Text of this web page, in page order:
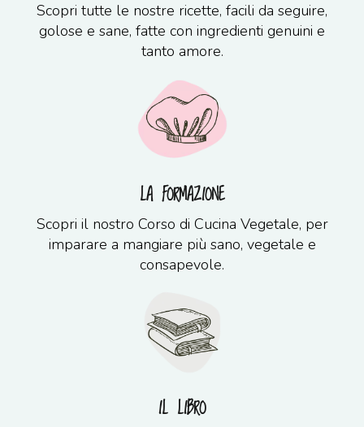
Scopri tutte le nostre ricette, facili da seguire,
golose e sane, fatte con ingredienti genuini e
tanto amore.
LA FORMAZIONE
Scopri il nostro Corso di Cucina Vegetale, per
imparare a mangiare più sano, vegetale e
consapevole.
IL LIBRO